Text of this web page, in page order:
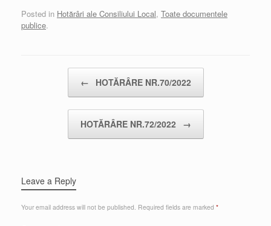
Posted in Hotărâri ale Consiliului Local, Toate documentele
publice.
← HOTĂRÂRE NR.70/2022
HOTĂRÂRE NR.72/2022 →
Leave a Reply
Your email address will not be published. Required fields are marked *